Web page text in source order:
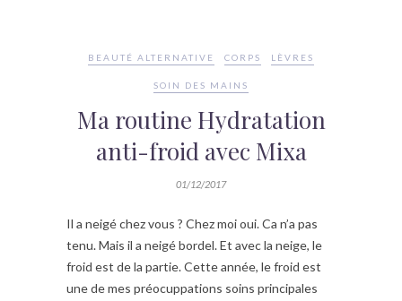
BEAUTÉ ALTERNATIVE CORPS LÈVRES
SOIN DES MAINS
Ma routine Hydratation
anti-froid avec Mixa
01/12/2017
Il a neigé chez vous ? Chez moi oui. Ca n’a pas
tenu. Mais il a neigé bordel. Et avec la neige, le
froid est de la partie. Cette année, le froid est
une de mes préocuppations soins principales